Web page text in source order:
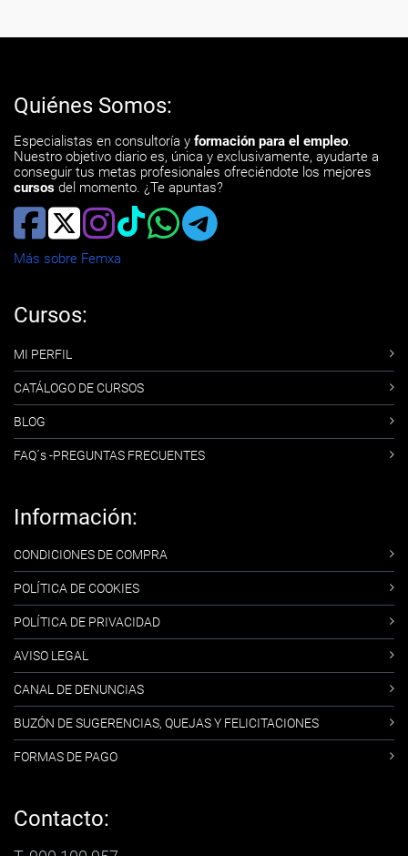
Quiénes Somos:
Especialistas en consultoría y formación para el empleo.
Nuestro objetivo diario es, única y exclusivamente, ayudarte a
conseguir tus metas profesionales ofreciéndote los mejores
cursos del momento. ¿Te apuntas?
Más sobre Femxa
Cursos:
MI PERFIL
CATÁLOGO DE CURSOS
BLOG
FAQ´s -PREGUNTAS FRECUENTES
Información:
CONDICIONES DE COMPRA
POLÍTICA DE COOKIES
POLÍTICA DE PRIVACIDAD
AVISO LEGAL
CANAL DE DENUNCIAS
BUZÓN DE SUGERENCIAS, QUEJAS Y FELICITACIONES
FORMAS DE PAGO
Contacto: